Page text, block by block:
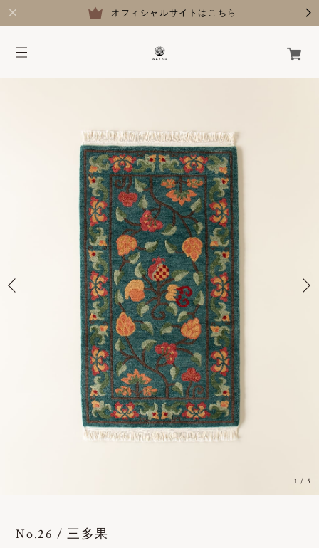
オフィシャルサイトはこちら
1 /5
No.26 / 三多果